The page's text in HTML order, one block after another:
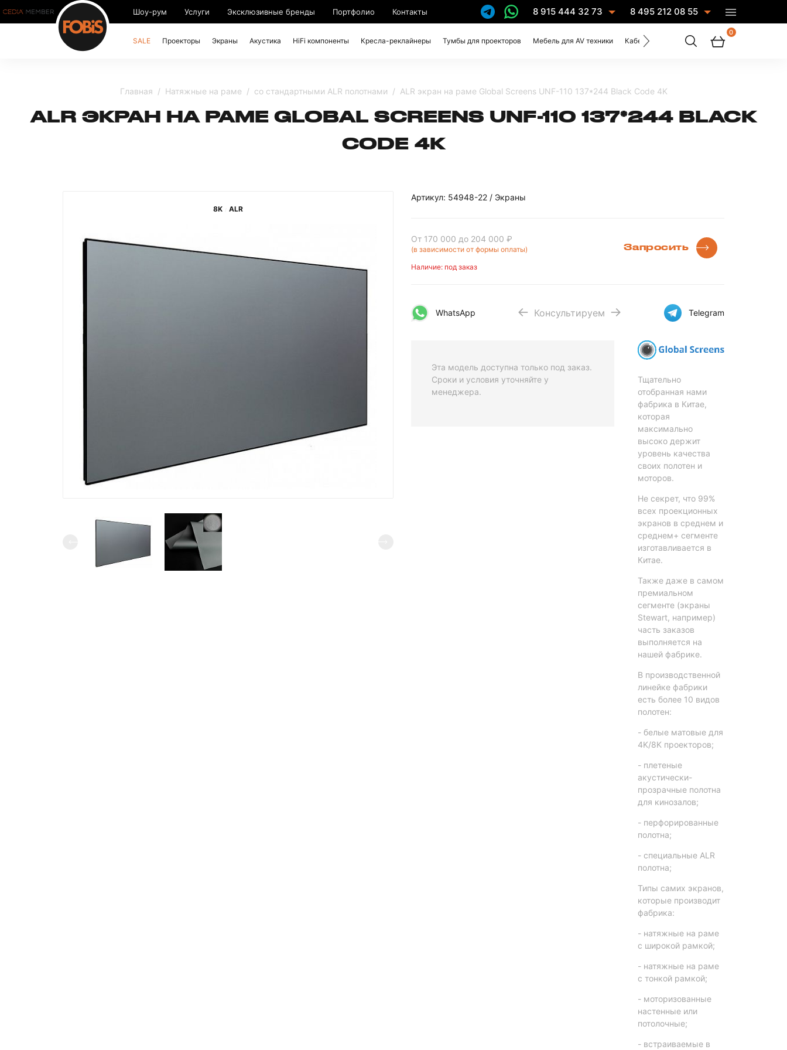
Шоу-рум Услуги Эксклюзивные бренды Портфолио Контакты 8 915 444 32 73 8 495 212 08 55
SALE Проекторы Экраны Акустика HiFi компоненты Кресла-реклайнеры Тумбы для проекторов Мебель для AV техники Кабели Услуги
0
Главная Натяжные на раме со стандартными ALR полотнами ALR экран на раме Global Screens UNF-110 137*244 Black Code 4K
ALR ЭКРАН НА РАМЕ GLOBAL SCREENS UNF-110 137*244 BLACK
CODE 4K
8K ALR
Артикул: 54948-22 / Экраны
От 170 000 до 204 000 ₽
(в зависимости от формы оплаты)
Наличие: под заказ
Запросить
WhatsApp Консультируем Telegram
Эта модель доступна только под заказ.
Сроки и условия уточняйте у
менеджера.
Тщательно
отобранная нами
фабрика в Китае,
которая
максимально
высоко держит
уровень качества
своих полотен и
моторов.
Не секрет, что 99%
всех проекционных
экранов в среднем и
среднем+ сегменте
изготавливается в
Китае.
Также даже в самом
премиальном
сегменте (экраны
Stewart, например)
часть заказов
выполняется на
нашей фабрике.
В производственной
линейке фабрики
есть более 10 видов
полотен:
- белые матовые для
4K/8K проекторов;
- плетеные
акустически-
прозрачные полотна
для кинозалов;
- перфорированные
полотна;
- специальные ALR
полотна;
Типы самих экранов,
которые производит
фабрика:
- натяжные на раме
с широкой рамкой;
- натяжные на раме
с тонкой рамкой;
- моторизованные
настенные или
потолочные;
- встраиваемые в